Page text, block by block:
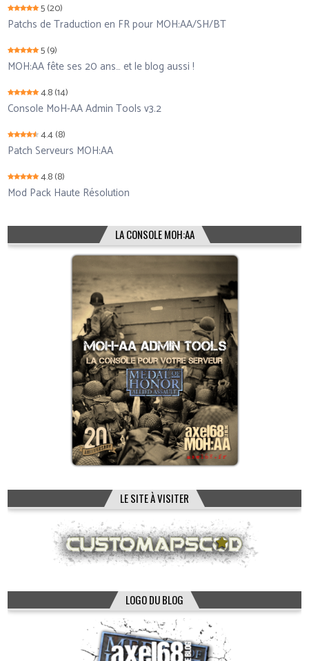
5(20)
Patchs de Traduction en FR pour MOH:AA/SH/BT
5(9)
MOH:AA fête ses 20 ans… et le blog aussi !
4.8(14)
Console MoH-AA Admin Tools v3.2
4.4(8)
Patch Serveurs MOH:AA
4.8(8)
Mod Pack Haute Résolution
LA CONSOLE MOH:AA
LE SITE À VISITER
LOGO DU BLOG